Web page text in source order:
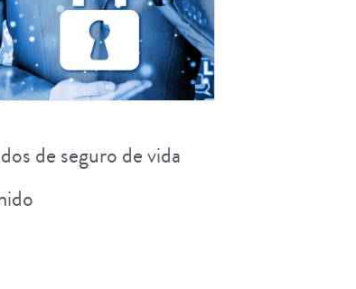
de seguro de vida